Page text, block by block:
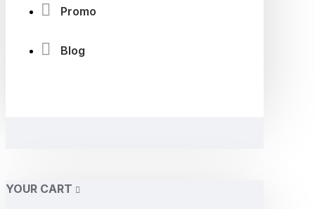
Promo
Blog
YOUR CART